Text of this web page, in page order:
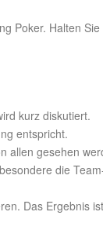
Poker. Halten
kurz diskutiert.
entspricht.
allen gesehen
die
Das Ergebnis